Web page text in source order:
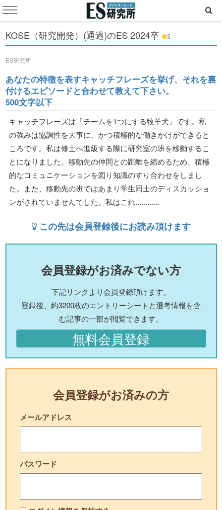
KOSE（研究開発）(通過)のES 2024卒 3
ES研究所
あなたの特徴を表すキャッチフレーズを挙げ、それを裏
付けるエピソードと合わせて教えて下さい。
500文字以下
キャッチフレーズは「チームを1つにする牧羊犬」です。私
の強みは協調性を大事に、かつ積極的な働きかけができると
ころです。私は修士へ進級する際に研究室の班を移動するこ
とになりました。移動先の仲間との距離を縮めるため、積極
的なコミュニケーションを図り知識のすり合わせをしまし
た。また、移動先の班ではあまり学生同士のディスカッショ
ンがされていませんでした。私はこれ............
この先は会員登録後にお読み頂けます
会員登録がお済みでない方
下記リンクより会員登録頂けます。
登録後、約3200枚のエントリーシートと選考情報を含
む記事の一部が閲覧できます。
無料会員登録
会員登録がお済みの方
メールアドレス
パスワード